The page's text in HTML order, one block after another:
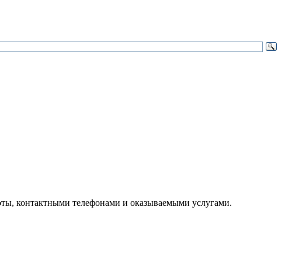
контактными телефонами и оказываемыми услугами.